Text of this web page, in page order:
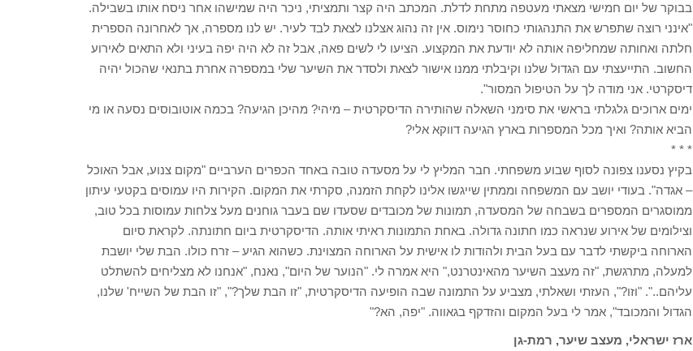
בבוקר של יום חמישי מצאתי מעטפה מתחת לדלת. המכתב היה קצר ותמציתי, ניכר היה שמישהו אחר ניסח אותו בשבילה.
"אינני רוצה שתפרש את התנהגותי כחוסר נימוס. אין זה נהוג אצלנו לצאת לבד לעיר. יש לנו מספרה, אך לאחרונה הספרית
חלתה ואחותה שמחליפה אותה לא יודעת את המקצוע. הציעו לי לשים פאה, אבל זה לא היה יפה בעיני ולא התאים לאירוע
החשוב. התייעצתי עם הגדול שלנו וקיבלתי ממנו אישור לצאת ולסדר את השיער שלי במספרה אחרת בתנאי שהכול יהיה
דיסקרטי. אני מודה לך על הטיפול המסור".
ימים ארוכים גלגלתי בראשי את סימני השאלה שהותירה הדיסקרטית – מיהי? מהיכן הגיעה? בכמה אוטובוסים נסעה או מי
הביא אותה? ואיך מכל המספרות בארץ הגיעה דווקא אלי?
* * *
בקיץ נסענו צפונה לסוף שבוע משפחתי. חבר המליץ לי על מסעדה טובה באחד הכפרים הערביים "מקום צנוע, אבל האוכל
– אגדה". בעודי יושב עם המשפחה וממתין שייגשו אלינו לקחת הזמנה, סקרתי את המקום. הקירות היו עמוסים בקטעי עיתון
ממוסגרים המספרים בשבחה של המסעדה, תמונות של מכובדים שסעדו שם בעבר גוחנים מעל צלחות עמוסות בכל טוב,
וצילומים של אירוע שנראה כמו חתונה גדולה. באחת התמונות ראיתי אותה. הדיסקרטית ביום חתונתה. לקראת סיום
הארוחה ביקשתי לדבר עם בעל הבית ולהודות לו אישית על הארוחה המצוינת. כשהוא הגיע – זרח כולו. הבת שלי יושבת
למעלה, מתרגשת, "זה מעצב השיער מהאינטרנט," היא אמרה לי. "הנוער של היום", נאנח, "אנחנו לא מצליחים להשתלט
עליהם..". "וזו?", העזתי ושאלתי, מצביע על התמונה שבה הופיעה הדיסקרטית, "זו הבת שלך?", "זו הבת של השייח' שלנו,
הגדול והמכובד", אמר לי בעל המקום והזדקף בגאווה. "יפה, הא?"
ארז ישראלי, מעצב שיער, רמת-גן